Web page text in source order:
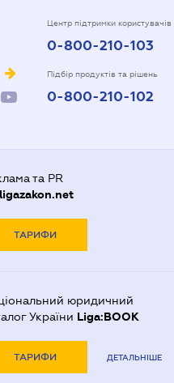
Центр підтримки користувачів
0-800-210-103
Підбір продуктів та рішень
0-800-210-102
та PR
ligazakon.net
ТАРИФИ
юридичний
України Liga:BOOK
ТАРИФИ ДЕТАЛЬНІШЕ